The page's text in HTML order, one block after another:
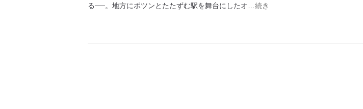
る──。地方にポツンとたたずむ駅を舞台にしたオ …続き